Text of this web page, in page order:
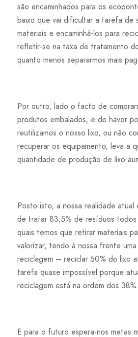
são encaminhados para os
baixo que vai dificultar a tarefa de
materiais e encaminhá-los para
refletir-se na taxa de tratamento
quanto menos separarmos mais
Por outro, lado o facto de
produtos embalados, e de haver
reutilizamos o nosso lixo, ou não
recuperar os equipamento, leva a
quantidade de produção de lixo
Posto isto, a nossa realidade atual
de tratar 83,5% de resíduos todos
quais temos que retirar materiais
valorizar, tendo à nossa frente
reciclagem – reciclar 50% do lixo
tarefa quase impossível porque
reciclagem está na ordem dos 38%.
E para o futuro espera-nos metas